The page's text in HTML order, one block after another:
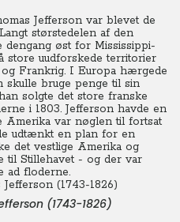
Jefferson var blevet de
størstedelen af den
dengang øst for Mississippi-
store uudforskede territorier
Frankrig. I Europa hærgede
skulle bruge penge til sin
solgte det store franske
i 1803. Jefferson havde en
Amerika var nøglen til fortsat
udtænkt en plan for en
det vestlige Amerika og
til Stillehavet - og der var
ad floderne.
(1743-1826)